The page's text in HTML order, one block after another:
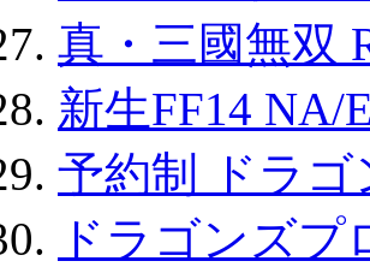
真・三國無双
新生FF14 NA/
予約制 ドラ
ドラゴンズプ